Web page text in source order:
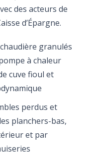
des acteurs de
d’Épargne.
granulés
à chaleur
cuve fioul et
perdus et
planchers-bas,
et par